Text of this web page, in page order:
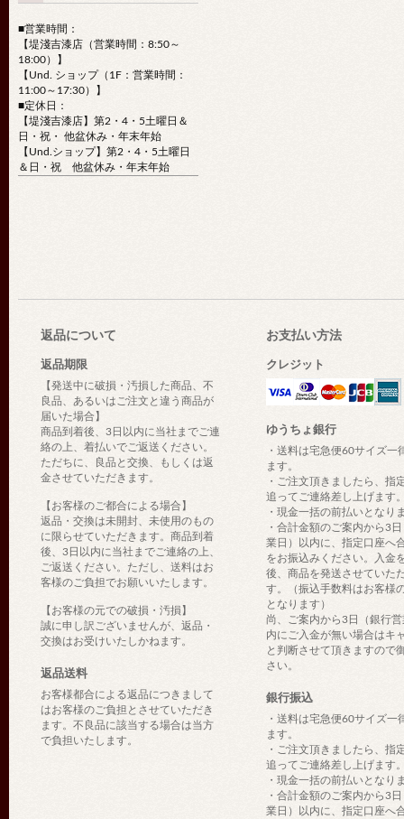
■営業時間：
【堤淺吉漆店（営業時間：8:50～
18:00）】
【Und. ショップ（1F：営業時間：
11:00～17:30）】
■定休日：
【堤淺吉漆店】第2・4・5土曜日＆
日・祝・ 他盆休み・年末年始
【Und.ショップ】第2・4・5土曜日
＆日・祝 他盆休み・年末年始
返品について
返品期限
【発送中に破損・汚損した商品、不
良品、あるいはご注文と違う商品が
届いた場合】
商品到着後、3日以内に当社までご連
絡の上、着払いでご返送ください。
ただちに、良品と交換、もしくは返
金させていただきます。
【お客様のご都合による場合】
返品・交換は未開封、未使用のもの
に限らせていただきます。商品到着
後、3日以内に当社までご連絡の上、
ご返送ください。ただし、送料はお
客様のご負担でお願いいたします。
【お客様の元での破損・汚損】
誠に申し訳ございませんが、返品・
交換はお受けいたしかねます。
返品送料
お客様都合による返品につきまして
はお客様のご負担とさせていただき
ます。不良品に該当する場合は当方
で負担いたします。
お支払い方法
クレジット
ゆうちょ銀行
・送料は宅急便60サイズ一
ます。
・ご注文頂きましたら、指
追ってご連絡差し上げます
・現金一括の前払いとなり
・合計金額のご案内から3
業日）以内に、指定口座へ
をお振込みください。入金
後、商品を発送させていた
す。（振込手数料はお客様
となります）
尚、ご案内から3日（銀行
内にご入金が無い場合はキ
と判断させて頂きますので
さい。
銀行振込
・送料は宅急便60サイズ一
ます。
・ご注文頂きましたら、指
追ってご連絡差し上げます
・現金一括の前払いとなり
・合計金額のご案内から3
業日）以内に、指定口座へ